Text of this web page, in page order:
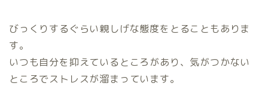
びっくりするぐらい親しげな態度をとることもありま
す。
いつも自分を抑えているところがあり、気がつかない
ところでストレスが溜まっています。